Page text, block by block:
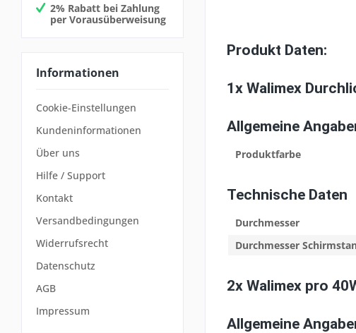
2% Rabatt bei Zahlung
per Vorausüberweisung
Informationen
Cookie-Einstellungen
Kundeninformationen
Über uns
Hilfe / Support
Kontakt
Versandbedingungen
Widerrufsrecht
Datenschutz
AGB
Impressum
Produkt Daten:
1x Walimex
Allgemeine
Produktfarbe
Technische Daten
Durchmesser
Durchmesser
2x Walimex pro
Allgemeine